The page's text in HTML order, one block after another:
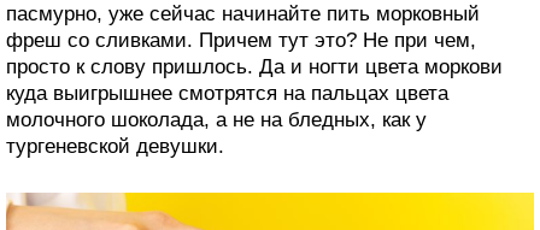
пасмурно, уже сейчас начинайте пить морковный
фреш со сливками. Причем тут это? Не при чем,
просто к слову пришлось. Да и ногти цвета моркови
куда выигрышнее смотрятся на пальцах цвета
молочного шоколада, а не на бледных, как у
тургеневской девушки.